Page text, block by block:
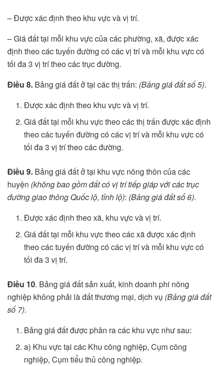
– Được xác định theo khu vực và vị trí.
– Giá đất tại mỗi khu vực của các phường, xã, được xác
định theo các tuyến đường có các vị trí và mỗi khu vực có
tối đa 3 vị trí theo các trục đường.
Điều 8. Bảng giá đất ở tại các thị trấn: (Bảng giá đất số 5).
Được xác định theo khu vực và vị trí.
Giá đất tại mỗi khu vực theo các thị trấn được xác định
theo các tuyến đường có các vị trí và mỗi khu vực có
tối đa 3 vị trí theo các đường.
Điều 9. Bảng giá đất ở tại khu vực nông thôn của các
huyện (không bao gồm đất có vị trí tiếp giáp với các trục
đường giao thông Quốc lộ, tỉnh lộ): (Bảng giá đất số 6).
Được xác định theo xã, khu vực và vị trí.
Giá đất tại mỗi khu vực theo các xã được xác định
theo các tuyến đường có các vị trí và mỗi khu vực có
tối đa 3 vị trí.
Điều 10. Bảng giá đất sản xuất, kinh doanh phi nông
nghiệp không phải là đất thương mại, dịch vụ (Bảng giá đất
số 7).
Bảng giá đất được phân ra các khu vực như sau:
a) Khu vực tại các Khu công nghiệp, Cụm công
nghiệp, Cụm tiểu thủ công nghiệp.